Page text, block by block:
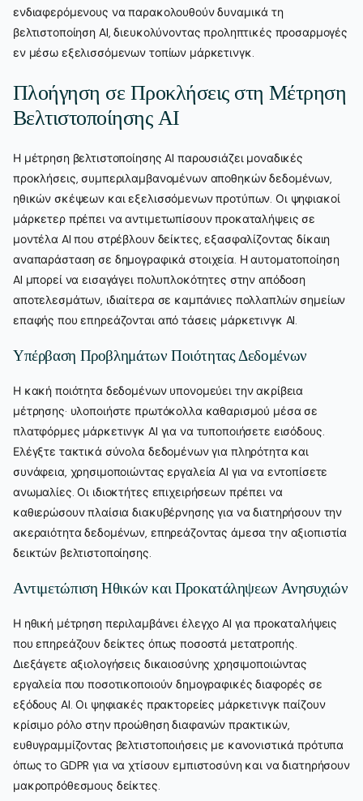
ενδιαφερόμενους να παρακολουθούν δυναμικά τη
βελτιστοποίηση AI, διευκολύνοντας προληπτικές προσαρμογές
εν μέσω εξελισσόμενων τοπίων μάρκετινγκ.
Πλοήγηση σε Προκλήσεις στη Μέτρηση
Βελτιστοποίησης AI
Η μέτρηση βελτιστοποίησης AI παρουσιάζει μοναδικές
προκλήσεις, συμπεριλαμβανομένων αποθηκών δεδομένων,
ηθικών σκέψεων και εξελισσόμενων προτύπων. Οι ψηφιακοί
μάρκετερ πρέπει να αντιμετωπίσουν προκαταλήψεις σε
μοντέλα AI που στρέβλουν δείκτες, εξασφαλίζοντας δίκαιη
αναπαράσταση σε δημογραφικά στοιχεία. Η αυτοματοποίηση
AI μπορεί να εισαγάγει πολυπλοκότητες στην απόδοση
αποτελεσμάτων, ιδιαίτερα σε καμπάνιες πολλαπλών σημείων
επαφής που επηρεάζονται από τάσεις μάρκετινγκ AI.
Υπέρβαση Προβλημάτων Ποιότητας Δεδομένων
Η κακή ποιότητα δεδομένων υπονομεύει την ακρίβεια
μέτρησης· υλοποιήστε πρωτόκολλα καθαρισμού μέσα σε
πλατφόρμες μάρκετινγκ AI για να τυποποιήσετε εισόδους.
Ελέγξτε τακτικά σύνολα δεδομένων για πληρότητα και
συνάφεια, χρησιμοποιώντας εργαλεία AI για να εντοπίσετε
ανωμαλίες. Οι ιδιοκτήτες επιχειρήσεων πρέπει να
καθιερώσουν πλαίσια διακυβέρνησης για να διατηρήσουν την
ακεραιότητα δεδομένων, επηρεάζοντας άμεσα την αξιοπιστία
δεικτών βελτιστοποίησης.
Αντιμετώπιση Ηθικών και Προκατάληψεων Ανησυχιών
Η ηθική μέτρηση περιλαμβάνει έλεγχο AI για προκαταλήψεις
που επηρεάζουν δείκτες όπως ποσοστά μετατροπής.
Διεξάγετε αξιολογήσεις δικαιοσύνης χρησιμοποιώντας
εργαλεία που ποσοτικοποιούν δημογραφικές διαφορές σε
εξόδους AI. Οι ψηφιακές πρακτορείες μάρκετινγκ παίζουν
κρίσιμο ρόλο στην προώθηση διαφανών πρακτικών,
ευθυγραμμίζοντας βελτιστοποιήσεις με κανονιστικά πρότυπα
όπως το GDPR για να χτίσουν εμπιστοσύνη και να διατηρήσουν
μακροπρόθεσμους δείκτες.